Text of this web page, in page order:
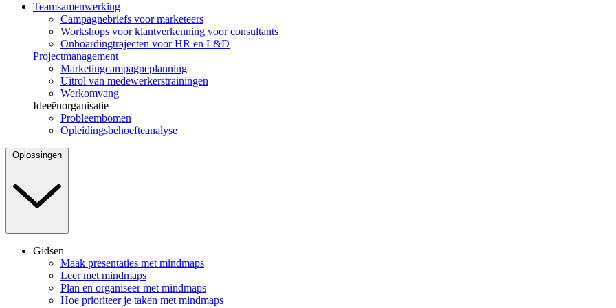
Teamsamenwerking
Campagnebriefs voor marketeers
Workshops voor klantverkenning voor consultants
Onboardingtrajecten voor HR en L&D
Projectmanagement
Marketingcampagneplanning
Uitrol van medewerkerstrainingen
Werkomvang
Ideeënorganisatie
Probleembomen
Opleidingsbehoefteanalyse
Oplossingen
Gidsen
Maak presentaties met mindmaps
Leer met mindmaps
Plan en organiseer met mindmaps
Hoe prioriteer je taken met mindmaps